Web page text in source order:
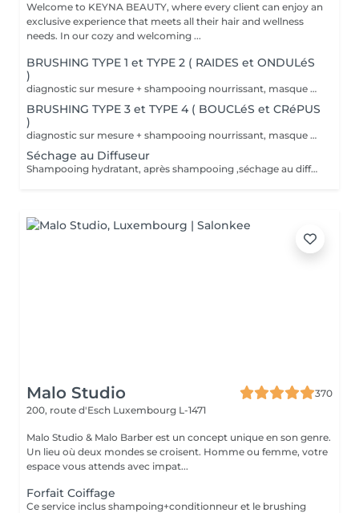
Welcome to KEYNA BEAUTY, where every client can enjoy an
exclusive experience that meets all their hair and wellness
needs. In our cozy and welcoming ...
BRUSHING TYPE 1 et TYPE 2 ( RAIDES et ONDULéS
)
diagnostic sur mesure + shampooing nourrissant, masque hydratant ,coiffage sérum et fixation finale. Important: cheveux sans tresse ni noeuds à l'arrivée; tout noeuds ou tressage entraîne l'annulation et 50% de la prestation est retenu. Toute arrivée retardée de 15-30 minutes ou plus entraînera l'annulation automatique du rendez-vous.
BRUSHING TYPE 3 et TYPE 4 ( BOUCLéS et CRéPUS
)
diagnostic sur mesure + shampooing nourrissant, masque hydratant ,coiffage sérum et fixation finale. Important: cheveux sans tresse ni noeuds à l'arrivée; tout noeuds ou tressage entraîne l'annulation et 50% de la prestation est retenu. Toute arrivée retardée de 15-30 minutes ou plus entraînera l'annulation automatique du rendez-vous.
Séchage au Diffuseur
Shampooing hydratant, après shampooing ,séchage au diffuseur sérum et fixation finale. Important: cheveux sans tresse ni nud à l'arrivée; tout nud ou tressage entraîne l'annulation et 50% de la prestation est retenu. Toute arrivée retardée de 15-30 minutes ou plus entraînera l'annulation automatique du rendez-vous.
Malo Studio
370
200, route d'Esch Luxembourg L-1471
Malo Studio & Malo Barber est un concept unique en son genre.
Un lieu où deux mondes se croisent. Homme ou femme, votre
espace vous attends avec impat...
Forfait Coiffage
Ce service inclus shampoing+conditionneur et le brushing